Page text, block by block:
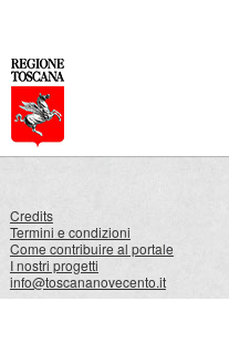
Credits
Termini e condizioni
Come contribuire al portale
I nostri progetti
info@toscananovecento.it